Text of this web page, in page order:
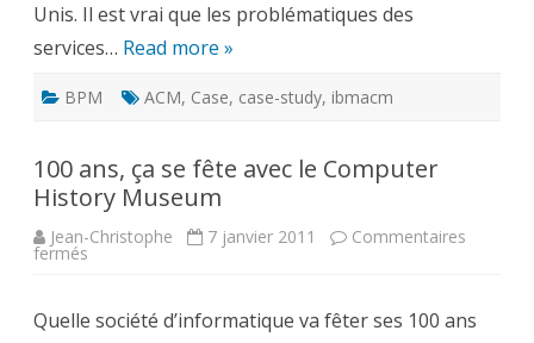
Unis. Il est vrai que les problématiques des
services… Read more »
BPM ACM, Case, case-study, ibmacm
100 ans, ça se fête avec le Computer
History Museum
Jean-Christophe 7 janvier 2011 Commentaires
fermés
se
fête
Quelle société d’informatique va fêter ses 100 ans